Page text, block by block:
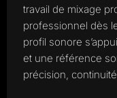
travail de mixage
professionnel dès
profil sonore
et une référence
précision,